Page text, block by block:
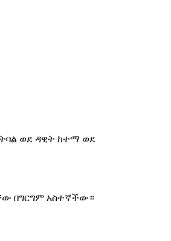
ወደ ዳዊት ከተማ ወደ
በግርግም አስተኛችው።